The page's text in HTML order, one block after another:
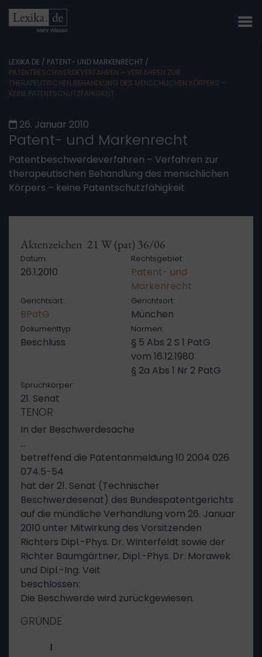
LEXIKA.DE / PATENT- UND MARKENRECHT /
PATENTBESCHWERDEVERFAHREN – VERFAHREN ZUR
THERAPEUTISCHEN BEHANDLUNG DES MENSCHLICHEN KÖRPERS –
KEINE PATENTSCHUTZFÄHIGKEIT
26. Januar 2010
Patent- und Markenrecht
Patentbeschwerdeverfahren – Verfahren zur
therapeutischen Behandlung des menschlichen
Körpers – keine Patentschutzfähigkeit
Aktenzeichen 21 W (pat) 36/06
Datum:
26.1.2010
Rechtsgebiet:
Patent- und
Markenrecht
Gerichtsart:
BPatG
Gerichtsort:
München
Dokumenttyp:
Beschluss
Normen:
§ 5 Abs 2 S 1 PatG
vom 16.12.1980
§ 2a Abs 1 Nr 2 PatG
Spruchkörper:
21. Senat
TENOR
In der Beschwerdesache
…
betreffend die Patentanmeldung 10 2004 026
074.5-54
hat der 21. Senat (Technischer
Beschwerdesenat) des Bundespatentgerichts
auf die mündliche Verhandlung vom 26. Januar
2010 unter Mitwirkung des Vorsitzenden
Richters Dipl.-Phys. Dr. Winterfeldt sowie der
Richter Baumgärtner, Dipl.-Phys. Dr. Morawek
und Dipl.-Ing. Veit
beschlossen:
Die Beschwerde wird zurückgewiesen.
GRÜNDE
I